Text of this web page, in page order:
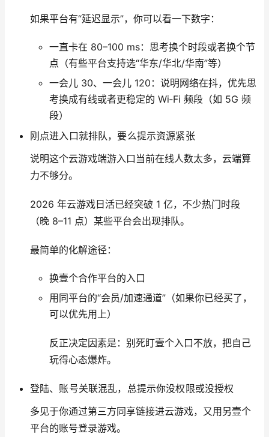
如果平台有“延迟显示”，你可以看一下数字：
一直卡在 80–100 ms：思考换个时段或者换个节
点（有些平台支持选“华东/华北/华南”等）
一会儿 30、一会儿 120：说明网络在抖，优先思
考换成有线或者更稳定的 Wi‑Fi 频段（如 5G 频
段）
刚点进入口就排队，要么提示资源紧张
说明这个云游戏端游入口当前在线人数太多，云端算
力不够分。
2026 年云游戏日活已经突破 1 亿，不少热门时段
（晚 8–11 点）某些平台会出现排队。
最简单的化解途径：
换壹个合作平台的入口
用同平台的“会员/加速通道”（如果你已经买了，
可以优先用上）
反正决定因素是：别死盯壹个入口不放，把自己
玩得心态爆炸。
登陆、账号关联混乱，总提示你没权限或没授权
多见于你通过第三方同享链接进云游戏，又用另壹个
平台的账号登录游戏。